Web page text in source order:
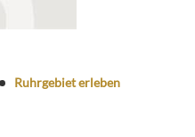
Ruhrgebiet erleben